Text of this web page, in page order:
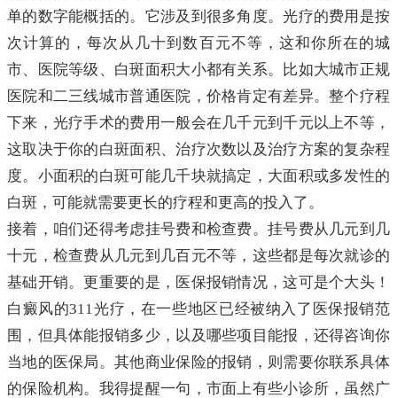
单的数字能概括的。它涉及到很多角度。光疗的费用是按
次计算的，每次从几十到数百元不等，这和你所在的城
市、医院等级、白斑面积大小都有关系。比如大城市正规
医院和二三线城市普通医院，价格肯定有差异。整个疗程
下来，光疗手术的费用一般会在几千元到千元以上不等，
这取决于你的白斑面积、治疗次数以及治疗方案的复杂程
度。小面积的白斑可能几千块就搞定，大面积或多发性的
白斑，可能就需要更长的疗程和更高的投入了。
接着，咱们还得考虑挂号费和检查费。挂号费从几元到几
十元，检查费从几元到几百元不等，这些都是每次就诊的
基础开销。更重要的是，医保报销情况，这可是个大头！
白癜风的311光疗，在一些地区已经被纳入了医保报销范
围，但具体能报销多少，以及哪些项目能报，还得咨询你
当地的医保局。其他商业保险的报销，则需要你联系具体
的保险机构。我得提醒一句，市面上有些小诊所，虽然广